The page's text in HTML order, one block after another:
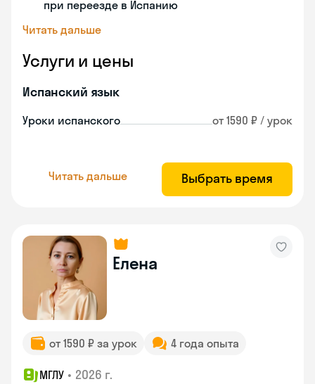
при переезде в Испанию
Читать дальше
Услуги и цены
Испанский язык
Уроки испанского от 1590 ₽ / урок
Читать дальше Выбрать время
Елена
от 1590 ₽ за урок 4 года опыта
МГЛУ • 2026 г.